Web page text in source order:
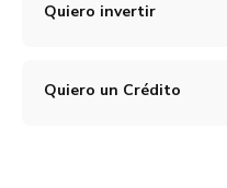
Quiero invertir
Quiero un Crédito